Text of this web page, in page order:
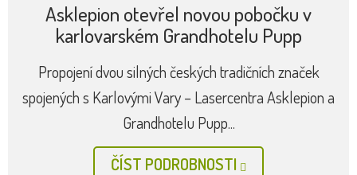
Asklepion otevřel novou pobočku v
karlovarském Grandhotelu Pupp
Propojení dvou silných českých tradičních značek
spojených s Karlovými Vary – Lasercentra Asklepion a
Grandhotelu Pupp...
ČÍST PODROBNOSTI